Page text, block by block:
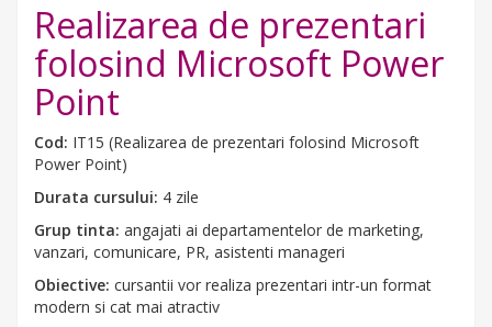
Realizarea de prezentari
folosind Microsoft Power
Point
Cod: IT15 (Realizarea de prezentari folosind Microsoft
Power Point)
Durata cursului: 4 zile
Grup tinta: angajati ai departamentelor de marketing,
vanzari, comunicare, PR, asistenti manageri
Obiective: cursantii vor realiza prezentari intr-un format
modern si cat mai atractiv